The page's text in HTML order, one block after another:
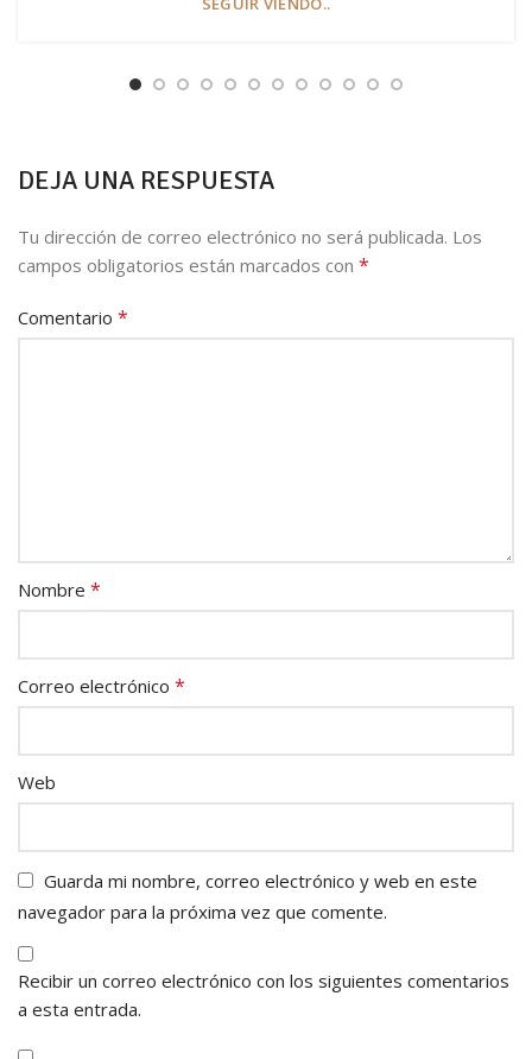
DEJA UNA RESPUESTA
Tu dirección de correo electrónico no será publicada. Los
campos obligatorios están marcados con *
Comentario *
Nombre *
Correo electrónico *
Web
Guarda mi nombre, correo electrónico y web en este
navegador para la próxima vez que comente.
Recibir un correo electrónico con los siguientes comentarios
a esta entrada.